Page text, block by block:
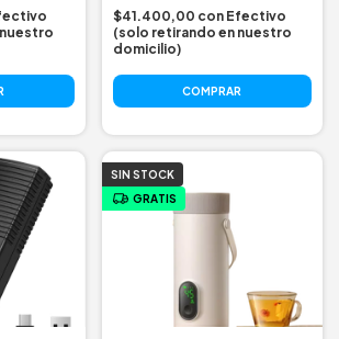
$41.400,00 con Efectivo
(solo retirando en nuestro
domicilio)
COMPRAR
SIN STOCK
GRATIS